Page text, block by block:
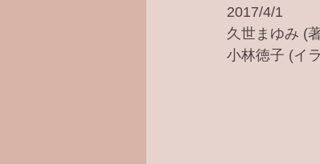
2017/4/1
久世まゆみ (
小林徳子 (イ